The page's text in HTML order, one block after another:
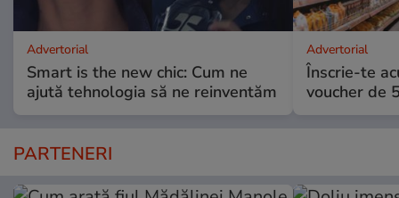
Advertorial
Smart is the new chic: Cum ne
ajută tehnologia să ne reinventăm
Advertorial
Înscrie-te
voucher de
PARTENERI